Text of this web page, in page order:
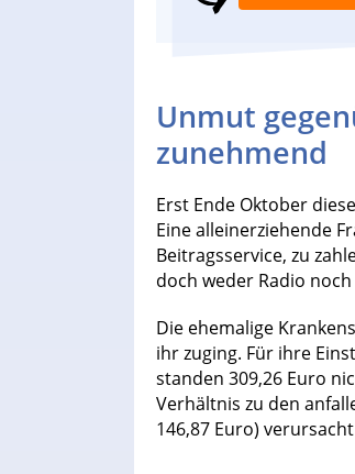
Unmut
zunehmend
Erst Ende Oktober
Eine alleinerziehende
Beitragsservice, zu
doch weder Radio
Die ehemalige
ihr zuging. Für ihre
standen 309,26 Euro
Verhältnis zu den
146,87 Euro)